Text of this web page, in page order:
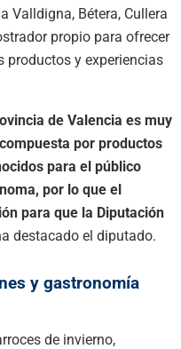
Valldigna, Bétera, Cullera
propio para ofrecer
productos y experiencias
de Valencia es muy
por productos
para el público
por lo que el
para que la Diputación
destacado el diputado.
y gastronomía
de invierno,